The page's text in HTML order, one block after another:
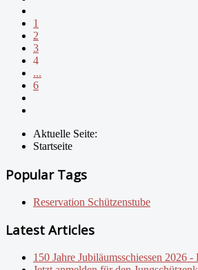
1
2
3
4
...
6
Aktuelle Seite:
Startseite
Popular Tags
Reservation Schützenstube
Latest Articles
150 Jahre Jubiläumsschiessen 2026 -